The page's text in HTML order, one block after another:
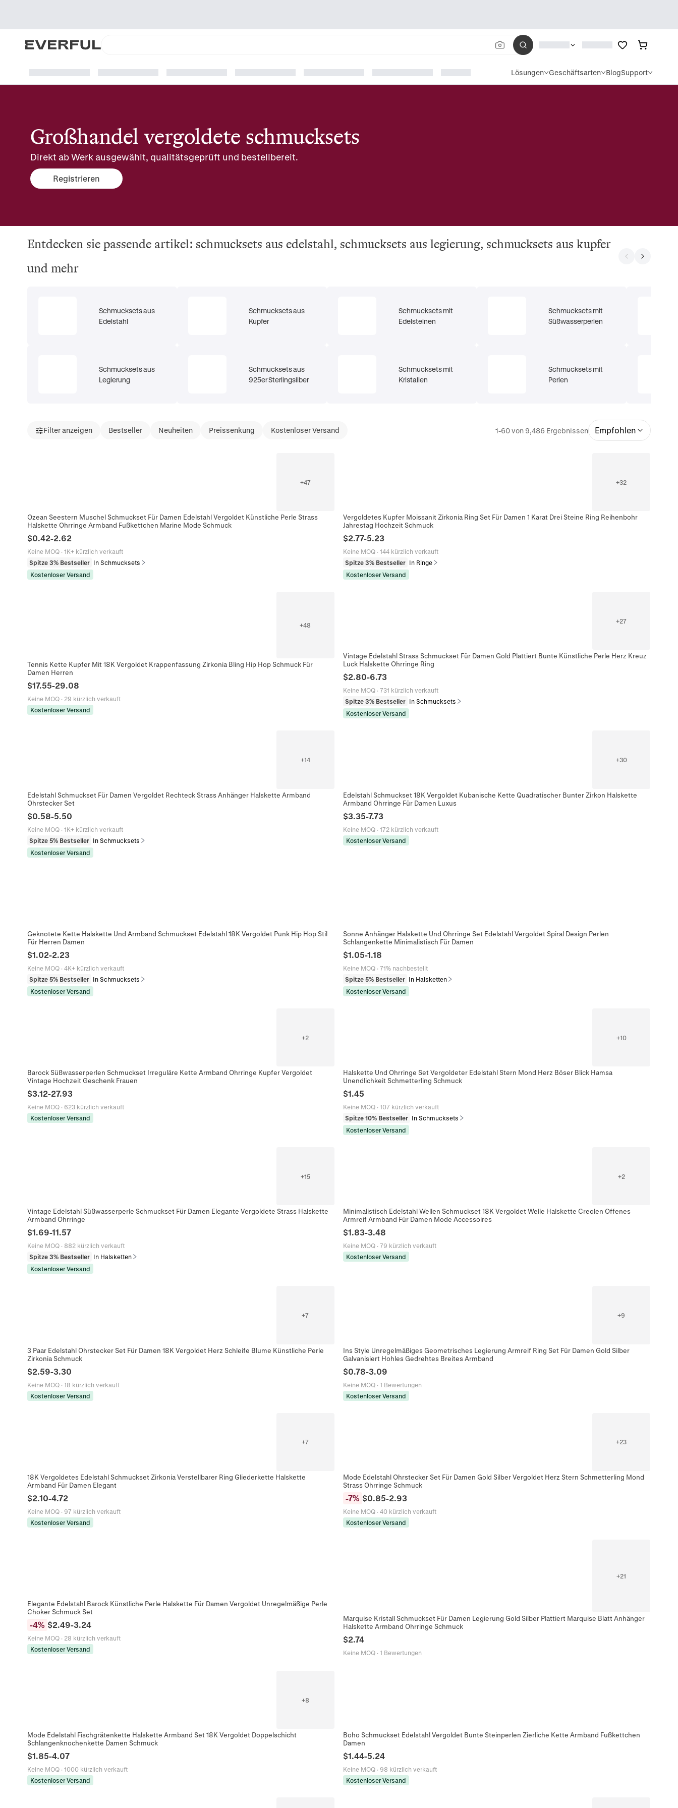
Lösungen Geschäftsarten BlogSupport
Großhandel vergoldete schmucksets
Direkt ab Werk ausgewählt, qualitätsgeprüft und bestellbereit.
Registrieren
Entdecken sie passende artikel: schmucksets aus edelstahl, schmucksets aus legierung, schmucksets aus kupfer
und mehr
Schmucksets aus
Edelstahl
Schmucksets aus
Legierung
Schmucksets aus
Kupfer
Schmucksets aus
925er Sterlingsilber
Schmucksets mit
Edelsteinen
Schmucksets mit
Kristallen
Schmucksets mit
Süßwasserperlen
Schmucksets mit
Perlen
Filter anzeigen Bestseller Neuheiten Preissenkung Kostenloser Versand 1-60 von 9,486 Ergebnissen Empfohlen
+47
Ozean Seestern Muschel Schmuckset Für Damen Edelstahl Vergoldet Künstliche Perle Strass
Halskette Ohrringe Armband Fußkettchen Marine Mode Schmuck
$0.42-2.62
Keine MOQ· 1K+ kürzlich verkauft
Spitze 3% Bestseller In Schmucksets
Kostenloser Versand
+32
Vergoldetes Kupfer Moissanit Zirkonia Ring Set Für Damen 1 Karat Drei Steine Ring Reihenbohr
Jahrestag Hochzeit Schmuck
$2.77-5.23
Keine MOQ · 144 kürzlich verkauft
Spitze 3% Bestseller In Ringe
Kostenloser Versand
+48
Tennis Kette Kupfer Mit 18K Vergoldet Krappenfassung Zirkonia Bling Hip Hop Schmuck Für
Damen Herren
$17.55-29.08
Keine MOQ· 29 kürzlich verkauft
Kostenloser Versand
+27
Vintage Edelstahl Strass Schmuckset Für Damen Gold Plattiert Bunte Künstliche Perle Herz Kreuz
Luck Halskette Ohrringe Ring
$2.80-6.73
Keine MOQ · 731 kürzlich verkauft
Spitze 3% Bestseller In Schmucksets
Kostenloser Versand
+14
Edelstahl Schmuckset Für Damen Vergoldet Rechteck Strass Anhänger Halskette Armband
Ohrstecker Set
$0.58-5.50
Keine MOQ· 1K+ kürzlich verkauft
Spitze 5% Bestseller In Schmucksets
Kostenloser Versand
+30
Edelstahl Schmuckset 18K Vergoldet Kubanische Kette Quadratischer Bunter Zirkon Halskette
Armband Ohrringe Für Damen Luxus
$3.35-7.73
Keine MOQ · 172 kürzlich verkauft
Kostenloser Versand
Geknotete Kette Halskette Und Armband Schmuckset Edelstahl 18K Vergoldet Punk Hip Hop Stil
Für Herren Damen
$1.02-2.23
Keine MOQ· 4K+ kürzlich verkauft
Spitze 5% Bestseller In Schmucksets
Kostenloser Versand
Sonne Anhänger Halskette Und Ohrringe Set Edelstahl Vergoldet Spiral Design Perlen
Schlangenkette Minimalistisch Für Damen
$1.05-1.18
Keine MOQ · 71% nachbestellt
Spitze 5% Bestseller In Halsketten
Kostenloser Versand
+2
Barock Süßwasserperlen Schmuckset Irreguläre Kette Armband Ohrringe Kupfer Vergoldet
Vintage Hochzeit Geschenk Frauen
$3.12-27.93
Keine MOQ· 623 kürzlich verkauft
Kostenloser Versand
+10
Halskette Und Ohrringe Set Vergoldeter Edelstahl Stern Mond Herz Böser Blick Hamsa
Unendlichkeit Schmetterling Schmuck
$1.45
Keine MOQ · 107 kürzlich verkauft
Spitze 10% Bestseller In Schmucksets
Kostenloser Versand
+15
Vintage Edelstahl Süßwasserperle Schmuckset Für Damen Elegante Vergoldete Strass Halskette
Armband Ohrringe
$1.69-11.57
Keine MOQ· 882 kürzlich verkauft
Spitze 3% Bestseller In Halsketten
Kostenloser Versand
+2
Minimalistisch Edelstahl Wellen Schmuckset 18K Vergoldet Welle Halskette Creolen Offenes
Armreif Armband Für Damen Mode Accessoires
$1.83-3.48
Keine MOQ · 79 kürzlich verkauft
Kostenloser Versand
+7
3 Paar Edelstahl Ohrstecker Set Für Damen 18K Vergoldet Herz Schleife Blume Künstliche Perle
Zirkonia Schmuck
$2.59-3.30
Keine MOQ· 18 kürzlich verkauft
Kostenloser Versand
+9
Ins Style Unregelmäßiges Geometrisches Legierung Armreif Ring Set Für Damen Gold Silber
Galvanisiert Hohles Gedrehtes Breites Armband
$0.78-3.09
Keine MOQ · 1 Bewertungen
Kostenloser Versand
+7
18K Vergoldetes Edelstahl Schmuckset Zirkonia Verstellbarer Ring Gliederkette Halskette
Armband Für Damen Elegant
$2.10-4.72
Keine MOQ· 97 kürzlich verkauft
Kostenloser Versand
+23
Mode Edelstahl Ohrstecker Set Für Damen Gold Silber Vergoldet Herz Stern Schmetterling Mond
Strass Ohrringe Schmuck
-7% $0.85-2.93
Keine MOQ · 40 kürzlich verkauft
Kostenloser Versand
Elegante Edelstahl Barock Künstliche Perle Halskette Für Damen Vergoldet Unregelmäßige Perle
Choker Schmuck Set
-4% $2.49-3.24
Keine MOQ· 28 kürzlich verkauft
Kostenloser Versand
+21
Marquise Kristall Schmuckset Für Damen Legierung Gold Silber Plattiert Marquise Blatt Anhänger
Halskette Armband Ohrringe Schmuck
$2.74
Keine MOQ · 1 Bewertungen
+8
Mode Edelstahl Fischgrätenkette Halskette Armband Set 18K Vergoldet Doppelschicht
Schlangenknochenkette Damen Schmuck
$1.85-4.07
Keine MOQ· 1000 kürzlich verkauft
Kostenloser Versand
Boho Schmuckset Edelstahl Vergoldet Bunte Steinperlen Zierliche Kette Armband Fußkettchen
Damen
$1.44-5.24
Keine MOQ · 98 kürzlich verkauft
Kostenloser Versand